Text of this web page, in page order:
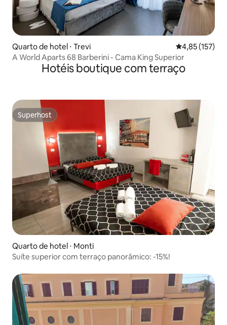
Quarto de hotel ⋅ Trevi 4,85 de uma
4,85 (157)
A World Aparts 68 Barberini - Cama King Superior
Hotéis boutique com terraço
Superhost
Superhost
Quarto de hotel ⋅ Monti
Suíte superior com terraço panorâmico: -15%!